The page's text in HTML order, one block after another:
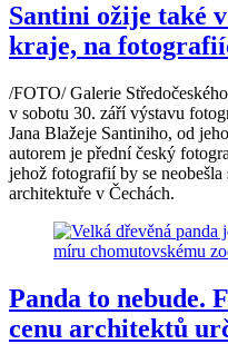
Santini ožije také
kraje, na
/FOTO/ Galerie
v sobotu 30. září výstavu
Jana Blažeje Santiniho, od
autorem je přední český
jehož fotografií by se
architektuře v Čechách.
Panda to nebude.
cenu architektů